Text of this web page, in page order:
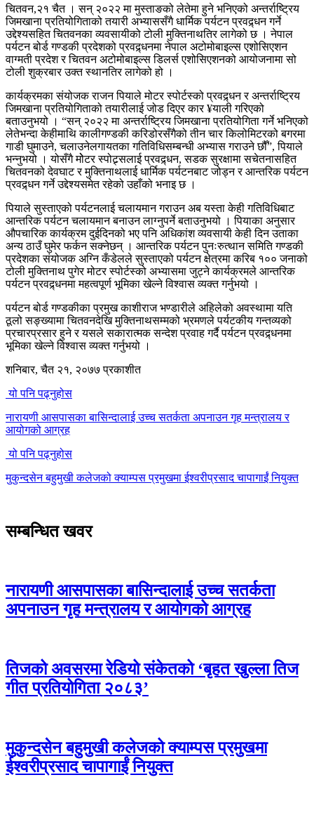
चितवन,२१ चैत । सन् २०२२ मा मुस्ताङको लेतेमा हुने भनिएको अन्तर्राष्ट्रिय
जिमखाना प्रतियोगिताको तयारी अभ्याससँगै धार्मिक पर्यटन प्रवद्र्धन गर्ने
उद्देश्यसहित चितवनका व्यवसायीको टोली मुक्तिनाथतिर लागेको छ । नेपाल
पर्यटन बोर्ड गण्डकी प्रदेशको प्रवद्र्धनमा नेपाल अटोमोबाइल्स एशोसिएशन
वाग्मती प्रदेश र चितवन अटोमोबाइल्स डिलर्स एशोसिएशनको आयोजनामा सो
टोली शुक्रबार उक्त स्थानतिर लागेको हो ।
कार्यक्रमका संयोजक राजन पियाले मोटर स्पोर्टस्को प्रवद्र्धन र अन्तर्राष्ट्रिय
जिमखाना प्रतियोगिताको तयारीलाई जोड दिएर कार ¥याली गरिएको
बताउनुभयो । “सन् २०२२ मा अन्तर्राष्ट्रिय जिमखाना प्रतियोगिता गर्ने भनिएको
लेतेभन्दा केहीमाथि कालीगण्डकी करिडोरसँगैको तीन चार किलोमिटरको बगरमा
गाडी घुमाउने, चलाउनेलगायतका गतिविधिसम्बन्धी अभ्यास गराउने छौँ”, पियाले
भन्नुभयो । योसँगै मोेटर स्पोट्र्सलाई प्रवद्र्धन, सडक सुरक्षामा सचेतनासहित
चितवनको देवघाट र मुक्तिनाथलाई धार्मिक पर्यटनबाट जोड्न र आन्तरिक पर्यटन
प्रवद्र्धन गर्ने उद्देश्यसमेत रहेको उहाँको भनाइ छ ।
पियाले सुस्ताएको पर्यटनलाई चलायमान गराउन अब यस्ता केही गतिविधिबाट
आन्तरिक पर्यटन चलायमान बनाउन लाग्नुपर्ने बताउनुभयो । पियाका अनुसार
औपचारिक कार्यक्रम दुईदिनको भए पनि अधिकांश व्यवसायी केही दिन उताका
अन्य ठाउँ घुमेर फर्कन सक्नेछन् । आन्तरिक पर्यटन पुनःरुत्थान समिति गण्डकी
प्रदेशका संयोजक अग्नि कँडेलले सुस्ताएको पर्यटन क्षेत्रमा करिब १०० जनाको
टोली मुक्तिनाथ पुगेर मोटर स्पोर्टस्को अभ्यासमा जुट्ने कार्यक्रमले आन्तरिक
पर्यटन प्रवद्र्धनमा महत्वपूर्ण भूमिका खेल्ने विश्वास व्यक्त गर्नुभयो ।
पर्यटन बोर्ड गण्डकीका प्रमुख काशीराज भण्डारीले अहिलेको अवस्थामा यति
ठूलो सङ्ख्यामा चितवनदेखि मुक्तिनाथसम्मको भ्रमणले पर्यटकीय गन्तव्यको
प्रचारप्रसार हुने र यसले सकारात्मक सन्देश प्रवाह गर्दै पर्यटन प्रवद्र्धनमा
भूमिका खेल्ने विश्वास व्यक्त गर्नुभयो ।
शनिबार, चैत २१, २०७७ प्रकाशीत
यो पनि पढ्नुहोस
नारायणी आसपासका बासिन्दालाई उच्च सतर्कता अपनाउन गृह मन्त्रालय र
आयोगको आग्रह
यो पनि पढ्नुहोस
मुकुन्दसेन बहुमुखी कलेजको क्याम्पस प्रमुखमा ईश्वरीप्रसाद चापागाईं नियुक्त
सम्बन्धित खवर
नारायणी आसपासका बासिन्दालाई उच्च सतर्कता
अपनाउन गृह मन्त्रालय र आयोगको आग्रह
तिजको अवसरमा रेडियो संकेतको ‘बृहत खुल्ला तिज
गीत प्रतियोगिता २०८३’
मुकुन्दसेन बहुमुखी कलेजको क्याम्पस प्रमुखमा
ईश्वरीप्रसाद चापागाईं नियुक्त